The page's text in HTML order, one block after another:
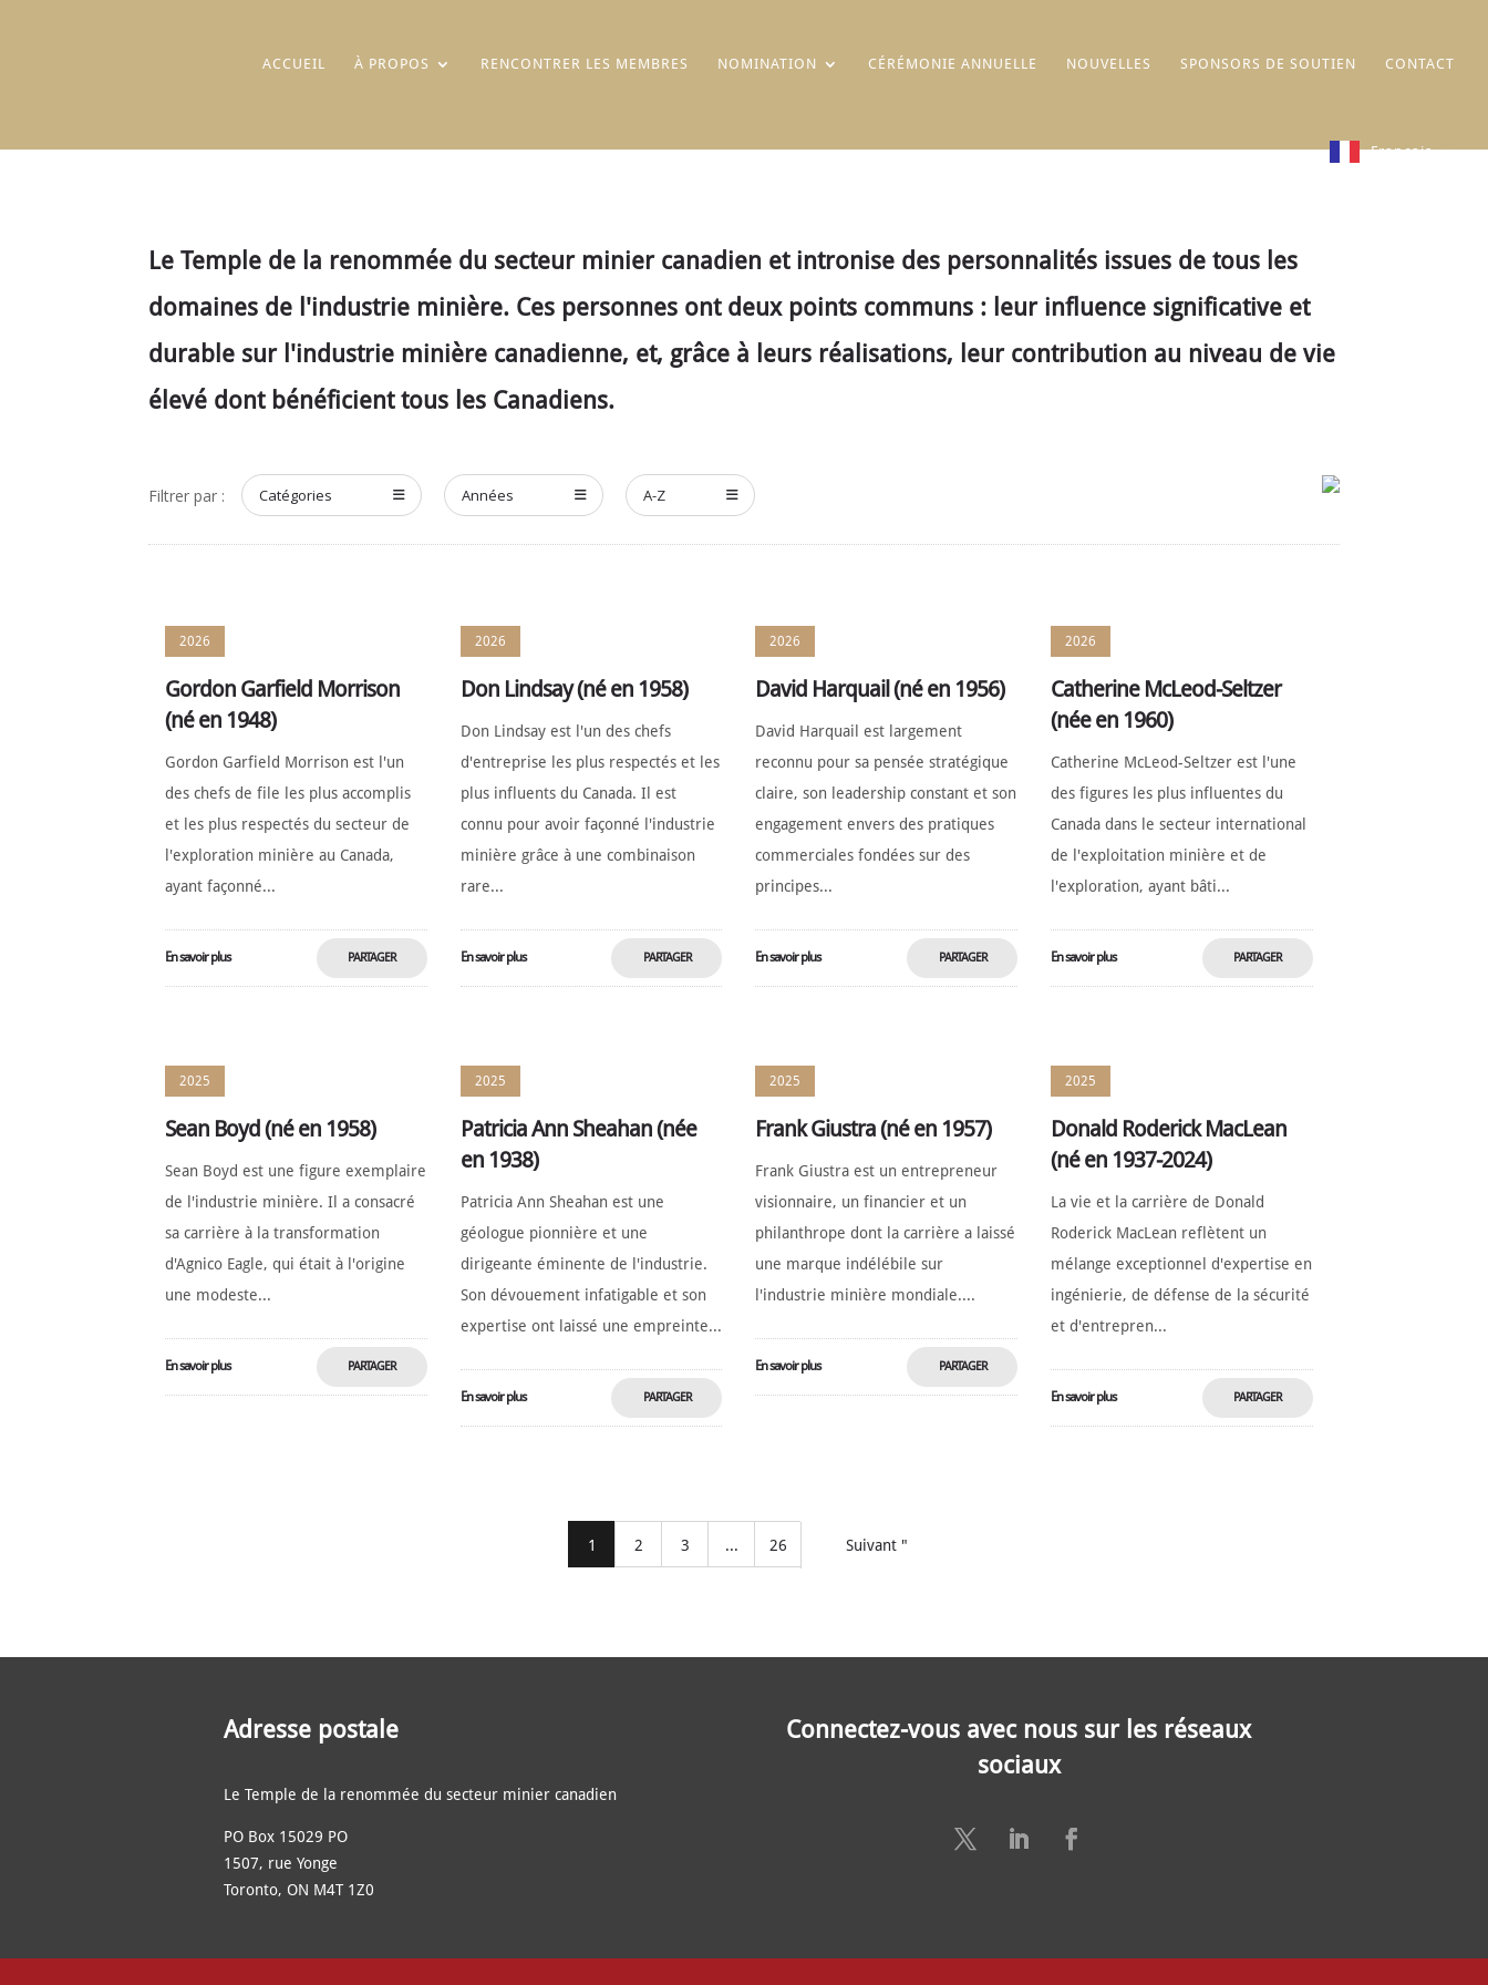
ACCUEIL À PROPOS RENCONTRER LES MEMBRES NOMINATION CÉRÉMONIE ANNUELLE NOUVELLES SPONSORS DE SOUTIEN CONTACT
Français
Le Temple de la renommée du secteur minier canadien et intronise des personnalités issues de tous les
domaines de l'industrie minière. Ces personnes ont deux points communs : leur influence significative et
durable sur l'industrie minière canadienne, et, grâce à leurs réalisations, leur contribution au niveau de vie
élevé dont bénéficient tous les Canadiens.
Filtrer par : Catégories Années A-Z
2026
Gordon Garfield Morrison
(né en 1948)
Gordon Garfield Morrison est l'un
des chefs de file les plus accomplis
et les plus respectés du secteur de
l'exploration minière au Canada,
ayant façonné...
En savoir plus PARTAGER
2026
Don Lindsay (né en 1958)
Don Lindsay est l'un des chefs
d'entreprise les plus respectés et les
plus influents du Canada. Il est
connu pour avoir façonné l'industrie
minière grâce à une combinaison
rare...
En savoir plus PARTAGER
2026
David Harquail (né en 1956)
David Harquail est largement
reconnu pour sa pensée stratégique
claire, son leadership constant et son
engagement envers des pratiques
commerciales fondées sur des
principes...
En savoir plus PARTAGER
2026
Catherine McLeod-Seltzer
(née en 1960)
Catherine McLeod-Seltzer est l'une
des figures les plus influentes du
Canada dans le secteur international
de l'exploitation minière et de
l'exploration, ayant bâti...
En savoir plus PARTAGER
2025
Sean Boyd (né en 1958)
Sean Boyd est une figure exemplaire
de l'industrie minière. Il a consacré
sa carrière à la transformation
d'Agnico Eagle, qui était à l'origine
une modeste...
En savoir plus PARTAGER
2025
Patricia Ann Sheahan (née
en 1938)
Patricia Ann Sheahan est une
géologue pionnière et une
dirigeante éminente de l'industrie.
Son dévouement infatigable et son
expertise ont laissé une empreinte...
En savoir plus PARTAGER
2025
Frank Giustra (né en 1957)
Frank Giustra est un entrepreneur
visionnaire, un financier et un
philanthrope dont la carrière a laissé
une marque indélébile sur
l'industrie minière mondiale....
En savoir plus PARTAGER
2025
Donald Roderick MacLean
(né en 1937-2024)
La vie et la carrière de Donald
Roderick MacLean reflètent un
mélange exceptionnel d'expertise en
ingénierie, de défense de la sécurité
et d'entrepren...
En savoir plus PARTAGER
1 2 3 ... 26 Suivant "
Adresse postale
Le Temple de la renommée du secteur minier canadien
PO Box 15029 PO
1507, rue Yonge
Toronto, ON M4T 1Z0
Connectez-vous avec nous sur les réseaux
sociaux